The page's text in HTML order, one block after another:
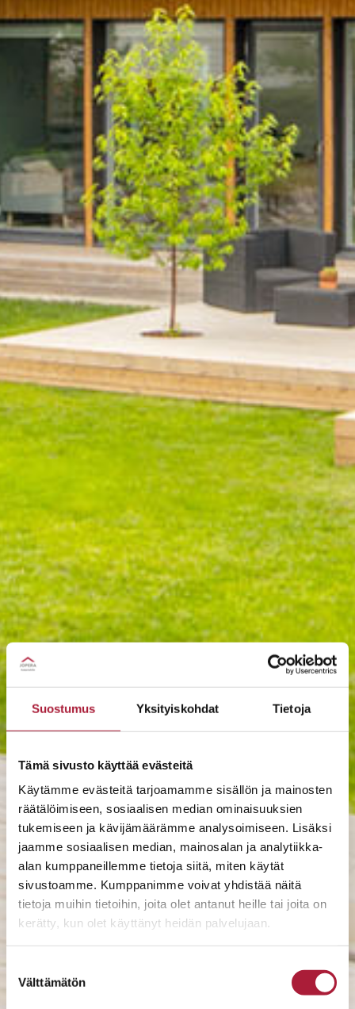
Suostumus Yksityiskohdat Tietoja
Tämä sivusto käyttää evästeitä
Käytämme evästeitä tarjoamamme sisällön ja mainosten
räätälöimiseen, sosiaalisen median ominaisuuksien
tukemiseen ja kävijämäärämme analysoimiseen. Lisäksi
jaamme sosiaalisen median, mainosalan ja analytiikka-
alan kumppaneillemme tietoja siitä, miten käytät
sivustoamme. Kumppanimme voivat yhdistää näitä
tietoja muihin tietoihin, joita olet antanut heille tai joita on
kerätty, kun olet käyttänyt heidän palvelujaan.
Suostumuksen
valinta
Välttämätön